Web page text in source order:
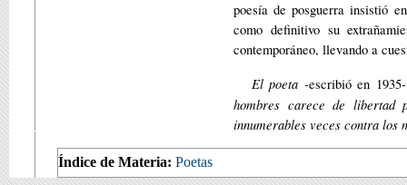
poesía de posguerra insistió
como definitivo su
contemporáneo, llevando a
El poeta -escribió en 1935
hombres carece de libertad
innumerables veces contra los
Índice de Materia: Poetas